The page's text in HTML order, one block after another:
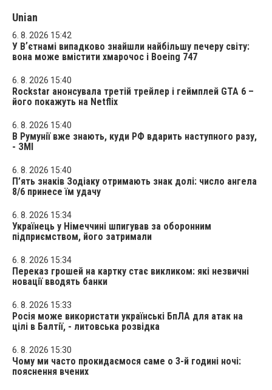
Unian
6. 8. 2026 15:42
У Вʼєтнамі випадково знайшли найбільшу печеру світу:
вона може вмістити хмарочос і Boeing 747
6. 8. 2026 15:40
Rockstar анонсувала третій трейлер і геймплей GTA 6 –
його покажуть на Netflix
6. 8. 2026 15:40
В Румунії вже знають, куди РФ вдарить наступного разу,
- ЗМІ
6. 8. 2026 15:40
П’ять знаків Зодіаку отримають знак долі: число ангела
8/6 принесе їм удачу
6. 8. 2026 15:34
Українець у Німеччині шпигував за оборонним
підприємством, його затримали
6. 8. 2026 15:34
Переказ грошей на картку стає викликом: які незвичні
новації вводять банки
6. 8. 2026 15:33
Росія може використати українські БпЛА для атак на
цілі в Балтії, - литовська розвідка
6. 8. 2026 15:30
Чому ми часто прокидаємося саме о 3-й годині ночі:
пояснення вчених